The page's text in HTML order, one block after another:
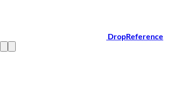
DropReference